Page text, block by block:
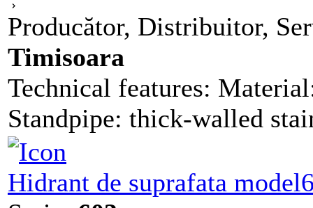
Producător, Distribuitor,
Timisoara
Technical features:
Standpipe: thick-walled
Hidrant de suprafata